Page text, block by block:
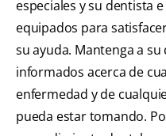
especiales y su dentista
equipados para
su ayuda. Mantenga a
informados acerca de
enfermedad y de
pueda estar tomando.